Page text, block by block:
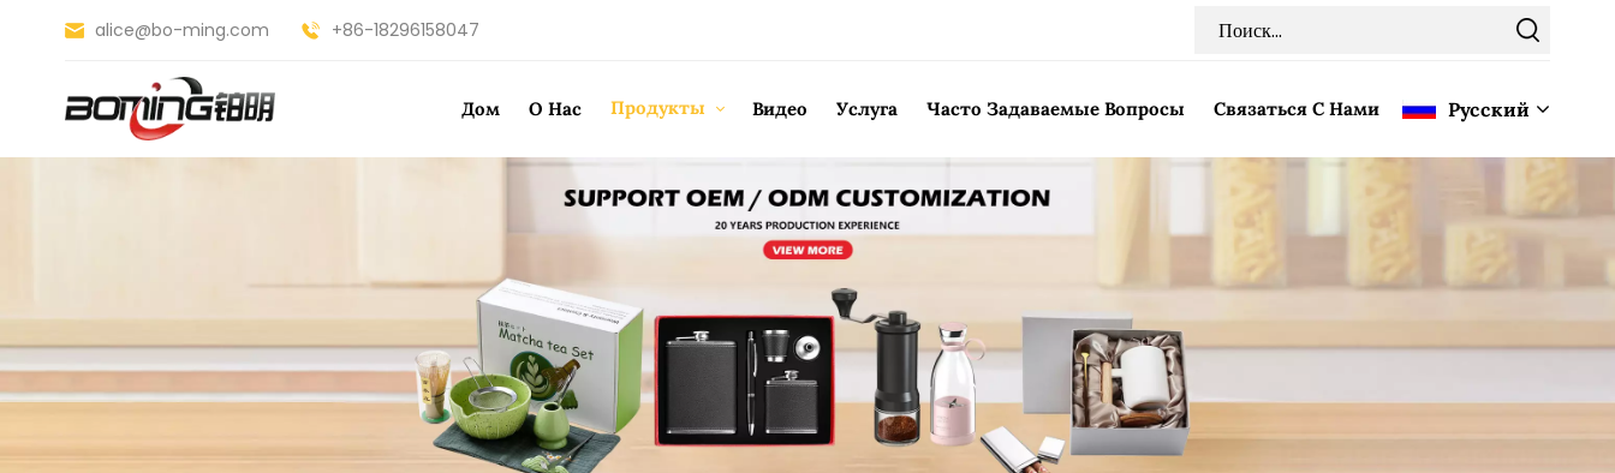
alice@bo-ming.com +86-18296158047
Дом О Нас Продукты Видео Услуга Часто Задаваемые Вопросы Связаться С Нами Pусский
English
Français